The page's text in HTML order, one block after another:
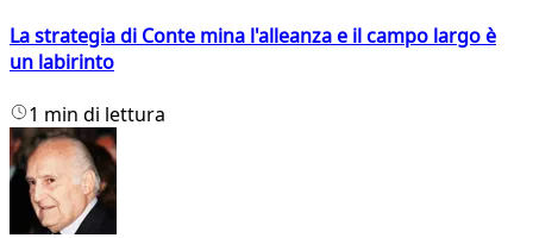
La strategia di Conte mina l'alleanza e il campo largo è
un labirinto
1 min di lettura